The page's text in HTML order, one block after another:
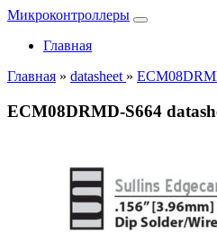
Микроконтроллеры
Главная
Главная » datasheet »
ECM08DRMD-S664